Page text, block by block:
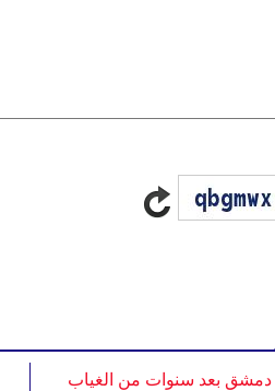
دمشق بعد سنوات من الغياب